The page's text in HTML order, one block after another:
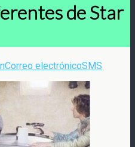
de Star
Correo electrónicoSMS